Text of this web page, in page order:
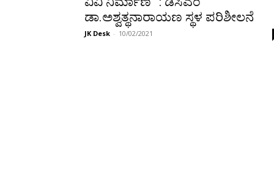
ಡಾ.ಅಶ್ವತ್ಥನಾರಾಯಣ ಸ್ಥಳ ಪರಿಶೀಲನೆ
JK Desk - 10/02/2021